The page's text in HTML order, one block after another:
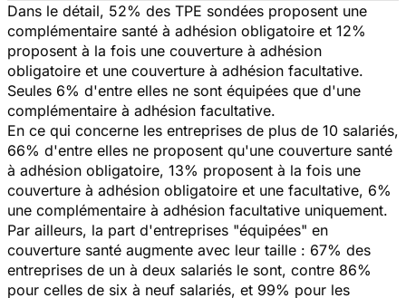
Dans le détail, 52% des TPE sondées proposent une
complémentaire santé à adhésion obligatoire et 12%
proposent à la fois une couverture à adhésion
obligatoire et une couverture à adhésion facultative.
Seules 6% d'entre elles ne sont équipées que d'une
complémentaire à adhésion facultative.
En ce qui concerne les entreprises de plus de 10 salariés,
66% d'entre elles ne proposent qu'une couverture santé
à adhésion obligatoire, 13% proposent à la fois une
couverture à adhésion obligatoire et une facultative, 6%
une complémentaire à adhésion facultative uniquement.
Par ailleurs, la part d'entreprises "équipées" en
couverture santé augmente avec leur taille : 67% des
entreprises de un à deux salariés le sont, contre 86%
pour celles de six à neuf salariés, et 99% pour les